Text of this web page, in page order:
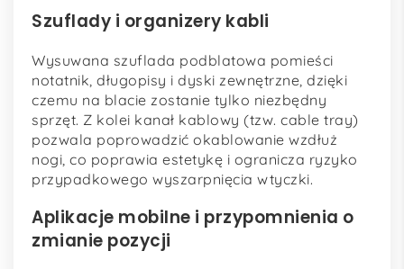
Szuflady i organizery kabli
Wysuwana szuflada podblatowa pomieści
notatnik, długopisy i dyski zewnętrzne, dzięki
czemu na blacie zostanie tylko niezbędny
sprzęt. Z kolei kanał kablowy (tzw. cable tray)
pozwala poprowadzić okablowanie wzdłuż
nogi, co poprawia estetykę i ogranicza ryzyko
przypadkowego wyszarpnięcia wtyczki.
Aplikacje mobilne i przypomnienia o
zmianie pozycji